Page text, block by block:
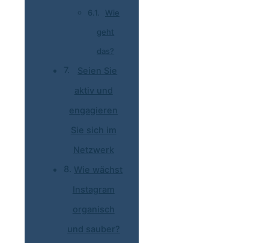
Wie
geht
das?
Seien Sie
aktiv und
engagieren
Sie sich im
Netzwerk
Wie wächst
Instagram
organisch
und sauber?